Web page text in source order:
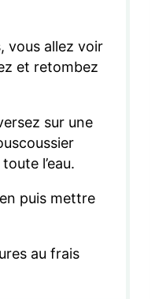
vous allez voir
et retombez
sur une
l’eau.
puis mettre
au frais